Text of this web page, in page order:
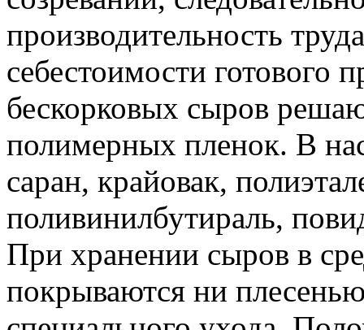
производительность
себестоимости готового
бескорковых сыров
полимерных пленок. В
саран, крайовак,
поливинилбутираль,
При хранении сыров в
покрываются ни